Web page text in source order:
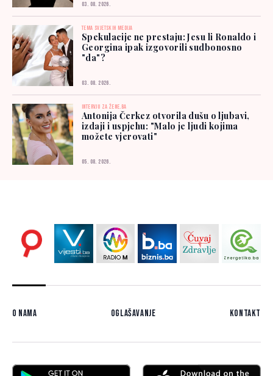
03. 08. 2026.
TEMA SVJETSKIH MEDIJA
Spekulacije ne prestaju: Jesu li Ronaldo i
Georgina ipak izgovorili sudbonosno
"da"?
03. 08. 2026.
INTERVJU ZA ŽENE.BA
Antonija Čerkez otvorila dušu o ljubavi,
izdaji i uspjehu: "Malo je ljudi kojima
možete vjerovati"
05. 08. 2026.
O nama Oglašavanje Kontakt